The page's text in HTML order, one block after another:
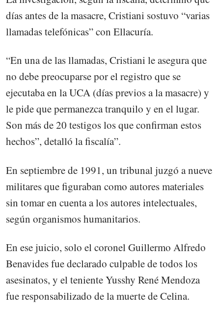
días antes de la masacre, Cristiani sostuvo “varias
llamadas telefónicas” con Ellacuría.
“En una de las llamadas, Cristiani le asegura que
no debe preocuparse por el registro que se
ejecutaba en la UCA (días previos a la masacre) y
le pide que permanezca tranquilo y en el lugar.
Son más de 20 testigos los que confirman estos
hechos”, detalló la fiscalía”.
En septiembre de 1991, un tribunal juzgó a nueve
militares que figuraban como autores materiales
sin tomar en cuenta a los autores intelectuales,
según organismos humanitarios.
En ese juicio, solo el coronel Guillermo Alfredo
Benavides fue declarado culpable de todos los
asesinatos, y el teniente Yusshy René Mendoza
fue responsabilizado de la muerte de Celina.